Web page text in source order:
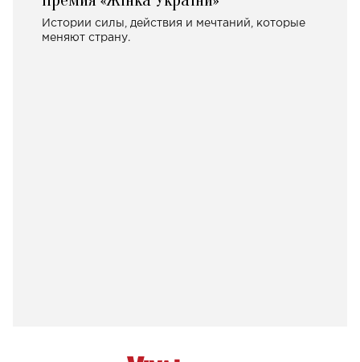
Истории силы, действия и мечтаний, которые
меняют страну.